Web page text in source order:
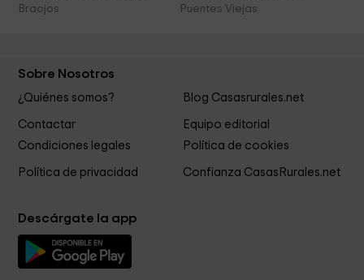
Braojos
Puentes Viejas
Sobre Nosotros
¿Quiénes somos? Blog Casasrurales.net
Contactar
Equipo editorial
Condiciones legales
Política de cookies
Política de privacidad Confianza CasasRurales.net
Descárgate la app